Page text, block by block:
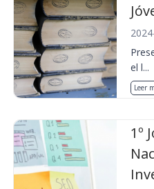
el l...
Leer
1º